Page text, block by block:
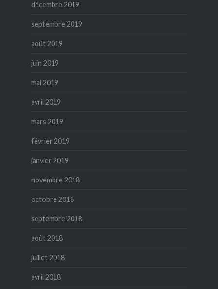
décembre 2019
septembre 2019
août 2019
juin 2019
mai 2019
avril 2019
mars 2019
février 2019
janvier 2019
novembre 2018
octobre 2018
septembre 2018
août 2018
juillet 2018
avril 2018